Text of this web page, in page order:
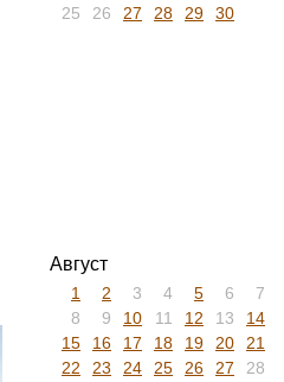
25
26 27 28 29 30
Август
1 2 3 4 5 6
7
8
9 10 11 12 13
14
15
16 17 18 19 20
21
22
23 24 25 26 27
28